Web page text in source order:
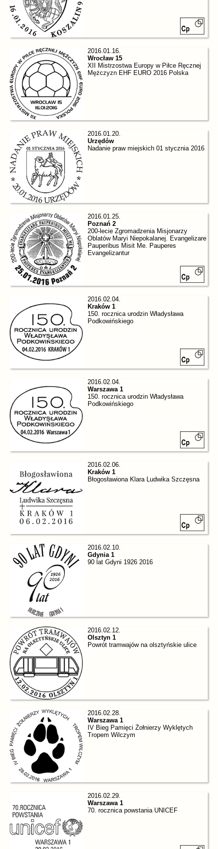
2016.01.16.
Wrocław 15
XII Mistrzostwa Europy w Piłce Ręcznej
Mężczyzn EHF EURO 2016 Polska
2016.01.20.
Urzędów
Nadanie praw miejskich 01 stycznia 2016
2016.01.25.
Poznań 2
200-lecie Zgromadzenia Misjonarzy
Oblatów Maryi Niepokalanej. Evangelizare
Pauperibus Misit Me. Pauperes
Evangelizantur
2016.02.04.
Kraków 1
150. rocznica urodzin Władysława
Podkowińskiego
2016.02.04.
Warszawa 1
150. rocznica urodzin Władysława
Podkowińskiego
2016.02.06.
Kraków 1
Błogosławiona Klara Ludwika Szczęsna
2016.02.10.
Gdynia 1
90 lat Gdyni 1926 2016
2016.02.12.
Olsztyn 1
Powrót tramwajów na olsztyńskie ulice
2016.02.28.
Warszawa 1
IV Bieg Pamięci Żołnierzy Wyklętych
Tropem Wilczym
2016.02.29.
Warszawa 1
70. rocznica powstania UNICEF